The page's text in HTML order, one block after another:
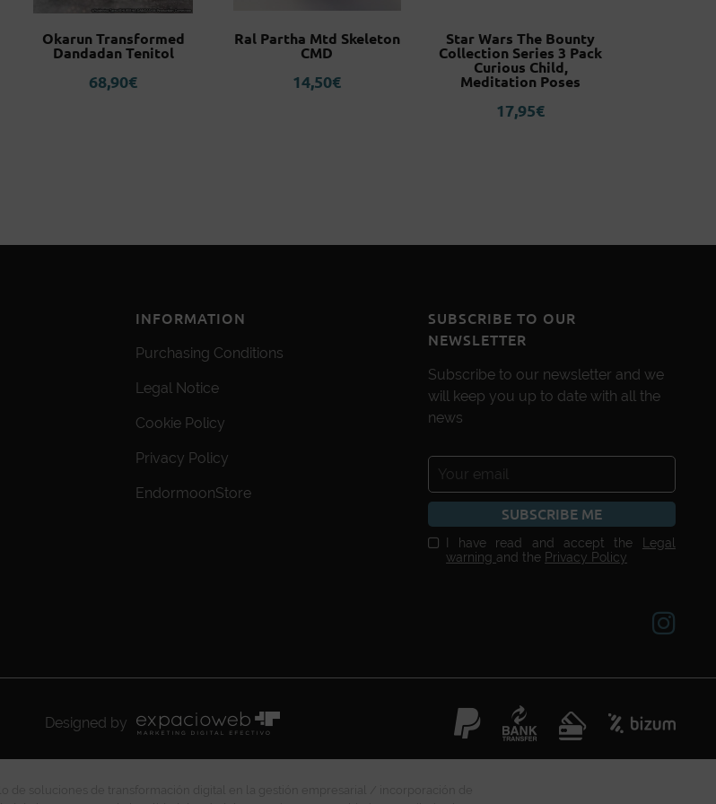
Okarun Transformed
Dandadan Tenitol
68,90€
Ral Partha Mtd Skeleton
CMD
14,50€
Star Wars The Bounty
Collection Series 3 Pack
Curious Child,
Meditation Poses
17,95€
INFORMATION
Purchasing Conditions
Legal Notice
Cookie Policy
Privacy Policy
EndormoonStore
SUBSCRIBE TO OUR
NEWSLETTER
Subscribe to our newsletter and we
will keep you up to date with all the
news
SUBSCRIBE ME
I have read and accept the
Legal
warning and the Privacy Policy
Designed by